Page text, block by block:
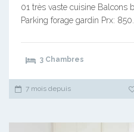
01 très vaste cuisine Balcons
Parking forage gardin Prx:
3 Chambres
7 mois depuis